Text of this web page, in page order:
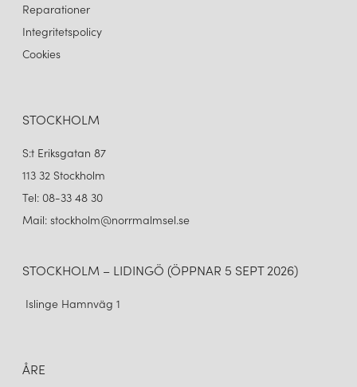
Reparationer
Integritetspolicy
Cookies
STOCKHOLM
S:t Eriksgatan 87
113 32 Stockholm
Tel: 08-33 48 30
Mail: stockholm@norrmalmsel.se
STOCKHOLM – LIDINGÖ (ÖPPNAR 5 SEPT 2026)
Islinge Hamnväg 1
ÅRE